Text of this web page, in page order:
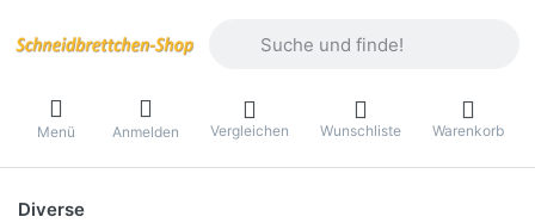
Menü Anmelden Vergleichen Wunschliste Warenkorb
Diverse